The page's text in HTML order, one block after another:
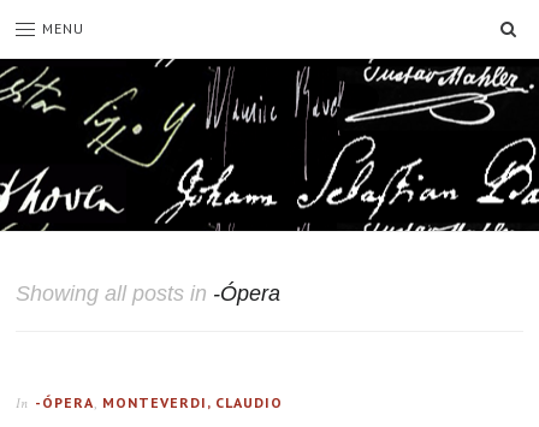
MENU
Showing all posts in -Ópera
In -ÓPERA, MONTEVERDI, CLAUDIO